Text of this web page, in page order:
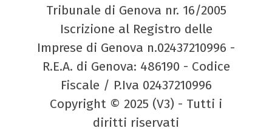
Tribunale di Genova nr. 16/2005
Iscrizione al Registro delle
Imprese di Genova n.02437210996 -
R.E.A. di Genova: 486190 - Codice
Fiscale / P.Iva 02437210996
Copyright © 2025 (V3) - Tutti i
diritti riservati